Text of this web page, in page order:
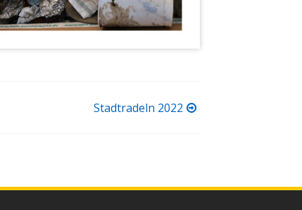
Stadtradeln 2022